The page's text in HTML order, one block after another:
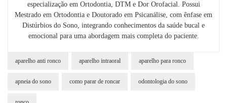
especialização em Ortodontia, DTM e Dor Orofacial. Possui
Mestrado em Ortodontia e Doutorado em Psicanálise, com ênfase em
Distúrbios do Sono, integrando conhecimentos da saúde bucal e
emocional para uma abordagem mais completa do paciente.
aparelho anti ronco aparelho intraoral aparelho para ronco
apneia do sono como parar de roncar odontologia do sono